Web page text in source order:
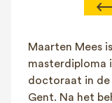
Contact
NL
EN
Maarten Mees
masterdiploma
doctoraat in de
Gent. Na het